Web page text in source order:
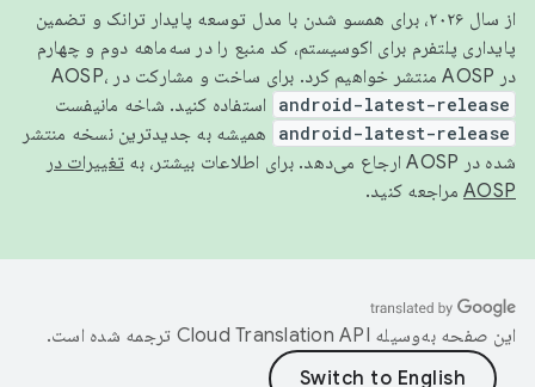
از سال ۲۰۲۶، برای همسو شدن با مدل توسعه پایدار ترانک و تضمین
پایداری پلتفرم برای اکوسیستم، کد منبع را در سه‌ماهه دوم و چهارم
در AOSP منتشر خواهیم کرد. برای ساخت و مشارکت در AOSP،
android-latest-release استفاده کنید. شاخه مانیفست
android-latest-release
همیشه به جدیدترین نسخه منتشر
شده در AOSP ارجاع می‌دهد. برای اطلاعات بیشتر، به
تغییرات در
AOSP مراجعه کنید.
این صفحه به‌وسیله ترجمه شده است.